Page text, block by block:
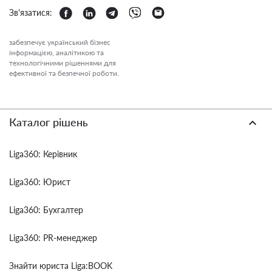
Зв'язатися:
забезпечує український бізнес
інформацією, аналітикою та
технологічними рішеннями для
ефективної та безпечної роботи.
Каталог рішень
Liga360: Керівник
Liga360: Юрист
Liga360: Бухгалтер
Liga360: PR-менеджер
Знайти юриста Liga:BOOK